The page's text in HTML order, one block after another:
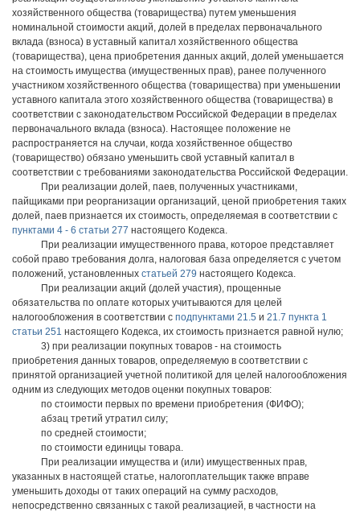
хозяйственного общества (товарищества) путем уменьшения
номинальной стоимости акций, долей в пределах первоначального
вклада (взноса) в уставный капитал хозяйственного общества
(товарищества), цена приобретения данных акций, долей уменьшается
на стоимость имущества (имущественных прав), ранее полученного
участником хозяйственного общества (товарищества) при уменьшении
уставного капитала этого хозяйственного общества (товарищества) в
соответствии с законодательством Российской Федерации в пределах
первоначального вклада (взноса). Настоящее положение не
распространяется на случаи, когда хозяйственное общество
(товарищество) обязано уменьшить свой уставный капитал в
соответствии с требованиями законодательства Российской Федерации.
При реализации долей, паев, полученных участниками,
пайщиками при реорганизации организаций, ценой приобретения таких
долей, паев признается их стоимость, определяемая в соответствии с
пунктами 4 - 6 статьи 277 настоящего Кодекса.
При реализации имущественного права, которое представляет
собой право требования долга, налоговая база определяется с учетом
положений, установленных статьей 279 настоящего Кодекса.
При реализации акций (долей участия), прощенные
обязательства по оплате которых учитываются для целей
налогообложения в соответствии с подпунктами 21.5 и 21.7 пункта 1
статьи 251 настоящего Кодекса, их стоимость признается равной нулю;
3) при реализации покупных товаров - на стоимость
приобретения данных товаров, определяемую в соответствии с
принятой организацией учетной политикой для целей налогообложения
одним из следующих методов оценки покупных товаров:
по стоимости первых по времени приобретения (ФИФО);
абзац третий утратил силу;
по средней стоимости;
по стоимости единицы товара.
При реализации имущества и (или) имущественных прав,
указанных в настоящей статье, налогоплательщик также вправе
уменьшить доходы от таких операций на сумму расходов,
непосредственно связанных с такой реализацией, в частности на